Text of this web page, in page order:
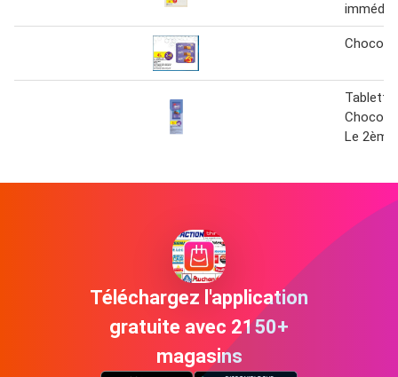
Choco
Le
Téléchargez l'application
gratuite avec 2150+
magasins